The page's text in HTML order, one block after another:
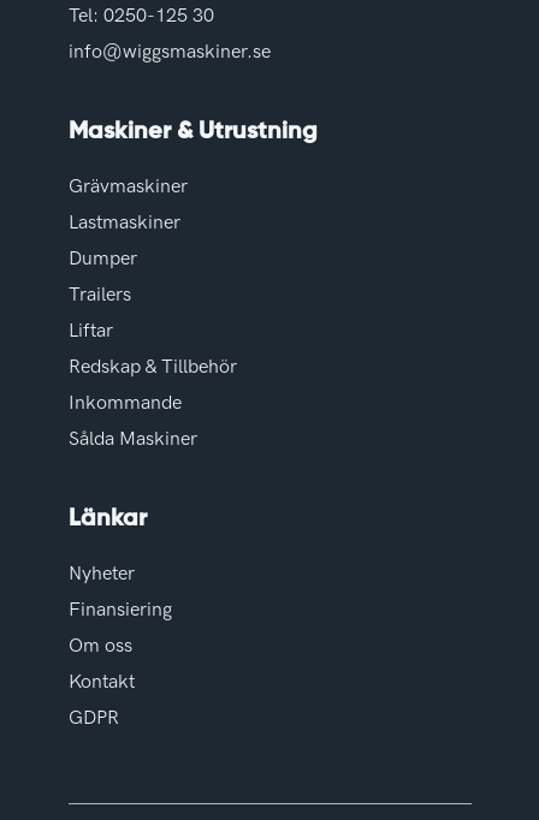
Tel: 0250-125 30
info@wiggsmaskiner.se
Maskiner & Utrustning
Grävmaskiner
Lastmaskiner
Dumper
Trailers
Liftar
Redskap & Tillbehör
Inkommande
Sålda Maskiner
Länkar
Nyheter
Finansiering
Om oss
Kontakt
GDPR